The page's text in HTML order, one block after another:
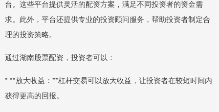
台。这些平台提供灵活的配资方案，满足不同投资者的资金需
求。此外，平台还提供专业的投资顾问服务，帮助投资者制定合
理的投资策略。
通过湖南股票配资，投资者可以：
* **放大收益：**杠杆交易可以放大收益，让投资者在较短时间内
获得更高的回报。